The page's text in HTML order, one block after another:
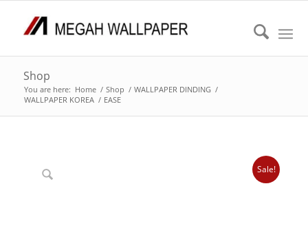
Shop
You are here: Home / Shop / WALLPAPER DINDING /
WALLPAPER KOREA / EASE
Sale!